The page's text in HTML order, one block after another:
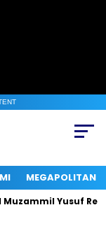
MEGAPOLITAN
Yusuf Resmi